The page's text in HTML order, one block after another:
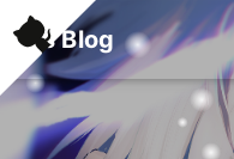
K's Blog